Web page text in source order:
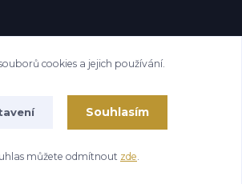
Upravit sběr cookies.
na Eshop-rychle.cz
cookies a jejich používání.
Souhlasím
můžete odmítnout zde